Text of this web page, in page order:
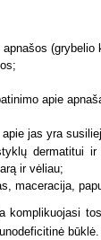
apie
jas yra
dermatitui ir
ir vėliau;
maceracija,
komplikuojasi
būklė.